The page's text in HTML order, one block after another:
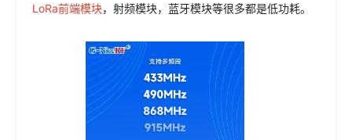
LoRa前端模块，射频模块，蓝牙模块等很多都是低功耗。